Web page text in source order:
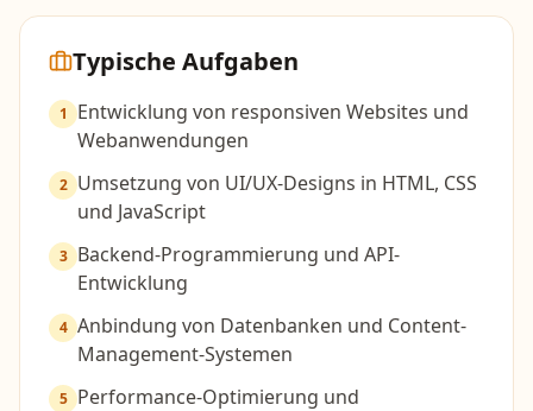
Typische Aufgaben
1
Entwicklung von responsiven Websites und
Webanwendungen
2 Umsetzung von UI/UX-Designs in HTML, CSS
und JavaScript
3 Backend-Programmierung und API-
Entwicklung
4 Anbindung von Datenbanken und Content-
Management-Systemen
5 Performance-Optimierung und